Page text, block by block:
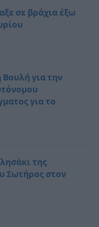
σε βράχια έξω
για την
για το
της
Σωτήρος στον